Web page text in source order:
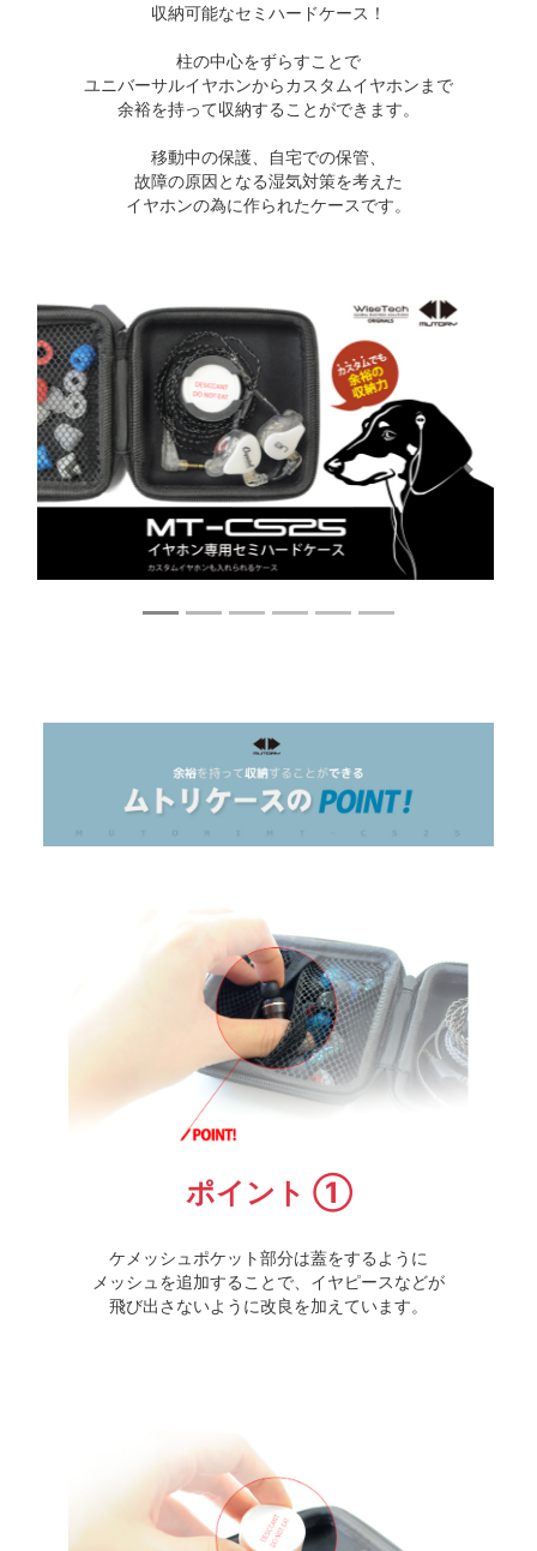
収納可能なセミハードケース！
柱の中心をずらすことで
ユニバーサルイヤホンからカスタムイヤホンまで
余裕を持って収納することができます。
移動中の保護、自宅での保管、
故障の原因となる湿気対策を考えた
イヤホンの為に作られたケースです。
Previous Next
ポイント ①
ケメッシュポケット部分は蓋をするように
メッシュを追加することで、イヤピースなどが
飛び出さないように改良を加えています。